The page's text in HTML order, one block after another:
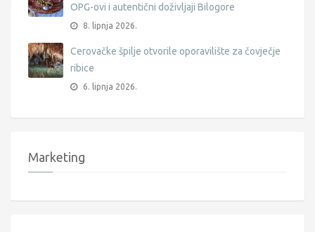
OPG-ovi i autentični doživljaji Bilogore
8. lipnja 2026.
Cerovačke špilje otvorile oporavilište za čovječje
ribice
6. lipnja 2026.
Marketing